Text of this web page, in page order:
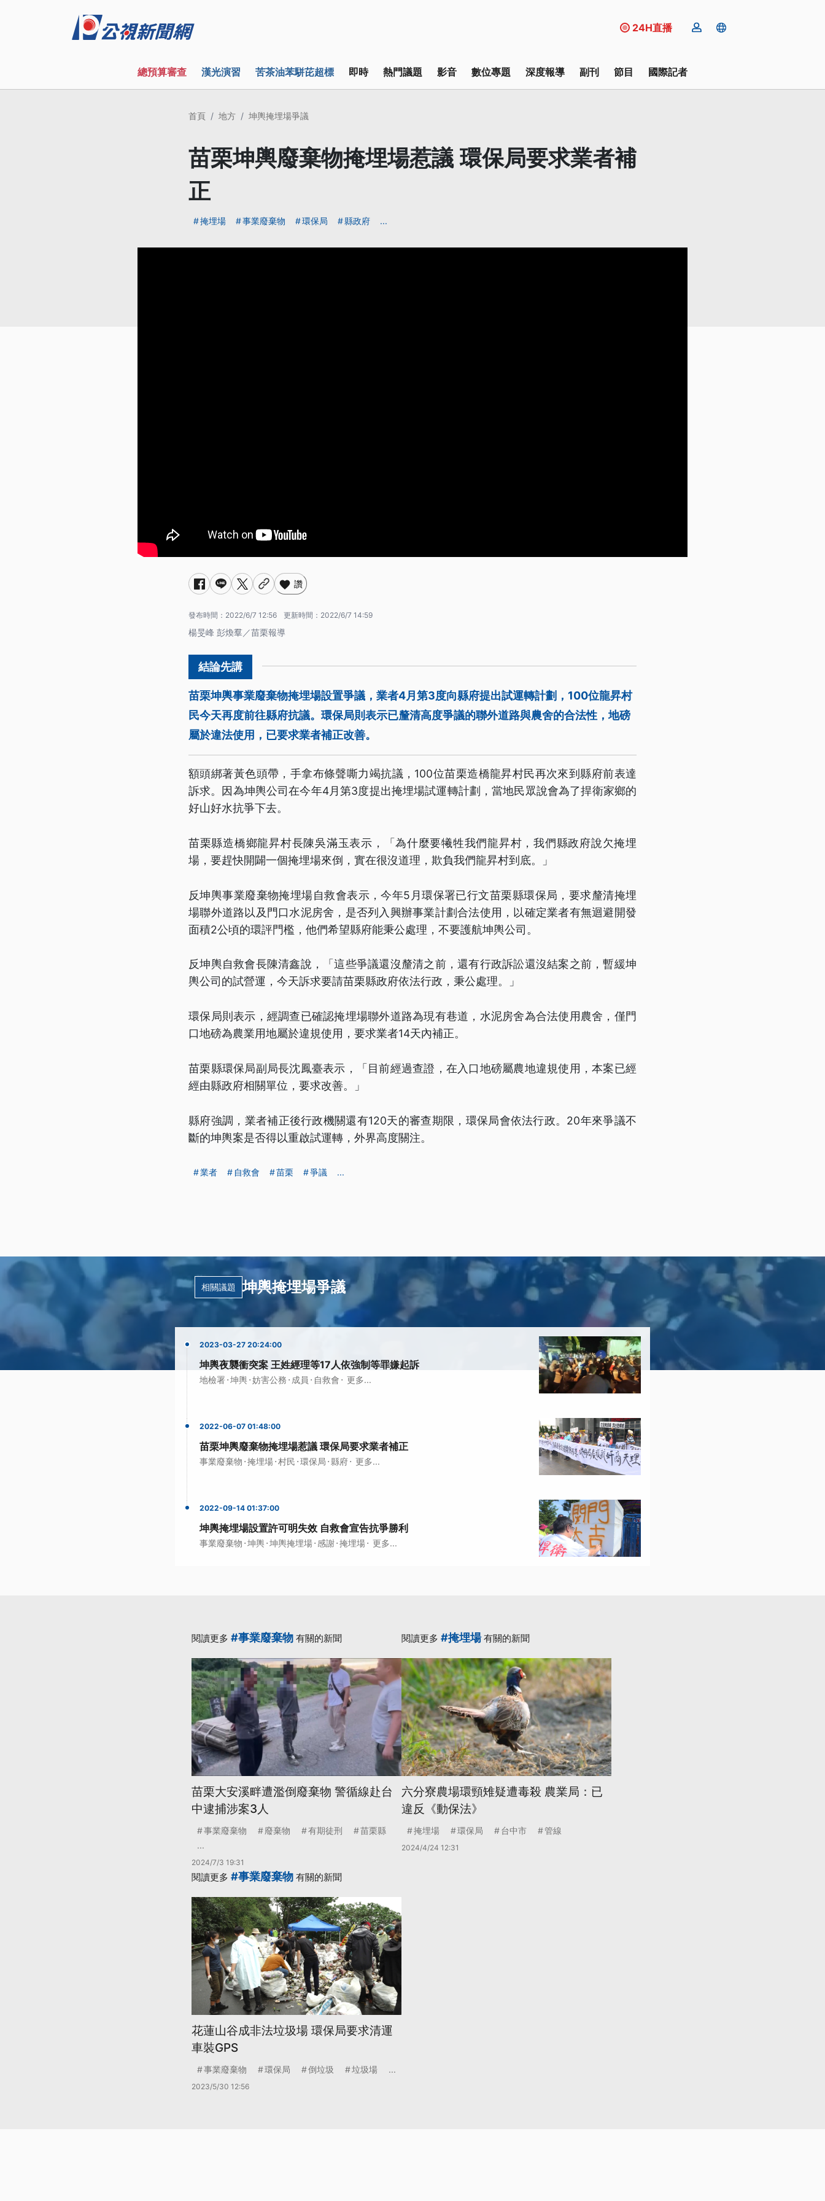
24H直播
總預算審查 漢光演習 苦茶油苯駢芘超標 即時 熱門議題 影音 數位專題 深度報導 副刊 節目 國際記者
首頁 地方 坤輿掩埋場爭議
苗栗坤輿廢棄物掩埋場惹議 環保局要求業者補
正
掩埋場 事業廢棄物 環保局 縣政府 ...
讚
發布時間： 2022/6/7 12:56 更新時間： 2022/6/7 14:59
楊旻峰 彭煥羣／苗栗報導
苗栗坤輿事業廢棄物掩埋場設置爭議，業者4月第3度向縣府提出試運轉計劃，100位龍昇村
民今天再度前往縣府抗議。環保局則表示已釐清高度爭議的聯外道路與農舍的合法性，地磅
屬於違法使用，已要求業者補正改善。
額頭綁著黃色頭帶，手拿布條聲嘶力竭抗議，100位苗栗造橋龍昇村民再次來到縣府前表達
訴求。因為坤輿公司在今年4月第3度提出掩埋場試運轉計劃，當地民眾說會為了捍衛家鄉的
好山好水抗爭下去。
苗栗縣造橋鄉龍昇村長陳吳滿玉表示，「為什麼要犧牲我們龍昇村，我們縣政府說欠掩埋
場，要趕快開闢一個掩埋場來倒，實在很沒道理，欺負我們龍昇村到底。」
反坤輿事業廢棄物掩埋場自救會表示，今年5月環保署已行文苗栗縣環保局，要求釐清掩埋
場聯外道路以及門口水泥房舍，是否列入興辦事業計劃合法使用，以確定業者有無迴避開發
面積2公頃的環評門檻，他們希望縣府能秉公處理，不要護航坤輿公司。
反坤輿自救會長陳清鑫說，「這些爭議還沒釐清之前，還有行政訴訟還沒結案之前，暫緩坤
輿公司的試營運，今天訴求要請苗栗縣政府依法行政，秉公處理。」
環保局則表示，經調查已確認掩埋場聯外道路為現有巷道，水泥房舍為合法使用農舍，僅門
口地磅為農業用地屬於違規使用，要求業者14天內補正。
苗栗縣環保局副局長沈鳳臺表示，「目前經過查證，在入口地磅屬農地違規使用，本案已經
經由縣政府相關單位，要求改善。」
縣府強調，業者補正後行政機關還有120天的審查期限，環保局會依法行政。20年來爭議不
斷的坤輿案是否得以重啟試運轉，外界高度關注。
業者 自救會 苗栗 爭議 ...
相關議題 坤輿掩埋場爭議
2023-03-27 20:24:00
坤輿夜襲衝突案 王姓經理等17人依強制等罪嫌起訴
地檢署 ·坤輿·妨害公務 · 成員 · 自救會 · 更多...
2022-06-07 01:48:00
苗栗坤輿廢棄物掩埋場惹議 環保局要求業者補正
事業廢棄物 ·掩埋場·村民 ·環保局 · 縣府· 更多...
2022-09-14 01:37:00
坤輿掩埋場設置許可明失效 自救會宣告抗爭勝利
事業廢棄物 ·坤輿·坤輿掩埋場· 感謝·掩埋場· 更多...
閱讀更多 #事業廢棄物 有關的新聞
苗栗大安溪畔遭濫倒廢棄物 警循線赴台
中逮捕涉案3人
事業廢棄物 廢棄物 有期徒刑
苗栗縣
...
2024/7/3 19:31
閱讀更多 #掩埋場有關的新聞
六分寮農場環頸雉疑遭毒殺 農業局：已
違反《動保法》
掩埋場 環保局 台中市 管線
2024/4/24 12:31
閱讀更多 #事業廢棄物 有關的新聞
花蓮山谷成非法垃圾場 環保局要求清運
車裝GPS
事業廢棄物 環保局 倒垃圾 垃圾場 ...
2023/5/30 12:56